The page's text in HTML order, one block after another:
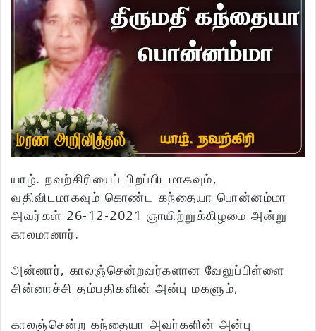
யாழ். நவற்கிரியைப் பிறப்பிடமாகவும்,
வதிவிடமாகவும் கொண்ட கந்தையா பொன்னம்மா
அவர்கள் 26-12-2021 ஞாயிற்றுக்கிழமை அன்று
காலமானார்.
அன்னார், காலஞ்சென்றவர்களான வேலுப்பிள்ளை
சின்னாச்சி தம்பதிகளின் அன்பு மகளும்,
காலஞ்சென்ற கந்தையா அவர்களின் அன்பு